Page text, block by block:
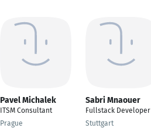
Pavel Michalek
ITSM Consultant
Prague
Sabri Mnaouer
Fullstack Developer
Stuttgart